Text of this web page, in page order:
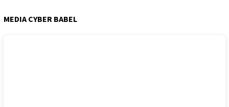
MEDIA CYBER BABEL